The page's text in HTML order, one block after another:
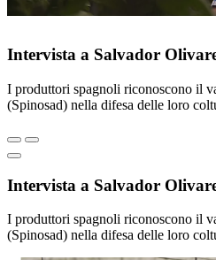
Intervista a Salvador
I produttori spagnoli riconoscono il
(Spinosad) nella difesa delle loro
Intervista a Salvador
I produttori spagnoli riconoscono il
(Spinosad) nella difesa delle loro